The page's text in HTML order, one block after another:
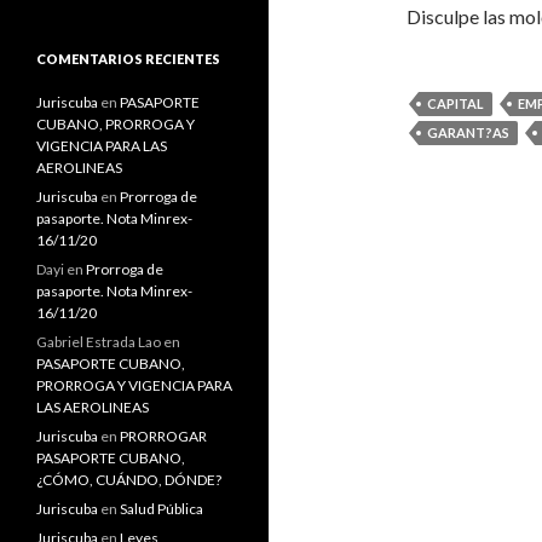
Disculpe las
CAPITAL
GARANT?AS
a
:
COMENTARIOS RECIENTES
Juriscuba en PASAPORTE
CUBANO, PRORROGA Y
VIGENCIA PARA LAS
AEROLINEAS
Juriscuba en Prorroga de
pasaporte. Nota Minrex-
16/11/20
Dayi en Prorroga de
pasaporte. Nota Minrex-
16/11/20
Gabriel Estrada Lao en
PASAPORTE CUBANO,
PRORROGA Y VIGENCIA PARA
LAS AEROLINEAS
Juriscuba en PRORROGAR
PASAPORTE CUBANO,
¿CÓMO, CUÁNDO, DÓNDE?
Juriscuba en Salud Pública
Juriscuba en Leyes